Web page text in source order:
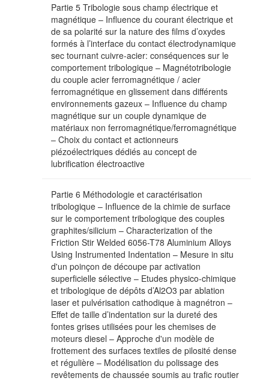
Partie 5 Tribologie sous champ électrique et
magnétique – Influence du courant électrique et
de sa polarité sur la nature des films d’oxydes
formés à l’interface du contact électrodynamique
sec tournant cuivre-acier: conséquences sur le
comportement tribologique – Magnétotribologie
du couple acier ferromagnétique / acier
ferromagnétique en glissement dans différents
environnements gazeux – Influence du champ
magnétique sur un couple dynamique de
matériaux non ferromagnétique/ferromagnétique
– Choix du contact et actionneurs
piézoélectriques dédiés au concept de
lubrification électroactive
Partie 6 Méthodologie et caractérisation
tribologique – Influence de la chimie de surface
sur le comportement tribologique des couples
graphites/silicium – Characterization of the
Friction Stir Welded 6056-T78 Aluminium Alloys
Using Instrumented Indentation – Mesure in situ
d'un poinçon de découpe par activation
superficielle sélective – Etudes physico-chimique
et tribologique de dépôts d’Al2O3 par ablation
laser et pulvérisation cathodique à magnétron –
Effet de taille d’indentation sur la dureté des
fontes grises utilisées pour les chemises de
moteurs diesel – Approche d'un modèle de
frottement des surfaces textiles de pilosité dense
et régulière – Modélisation du polissage des
revêtements de chaussée soumis au trafic routier